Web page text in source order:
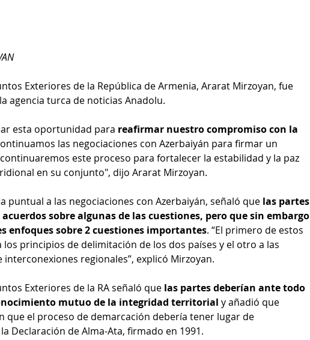
Exteriores de la República de Armenia, Ararat Mirzoyan, fue
agencia turca de noticias Anadolu.
esta oportunidad para reafirmar nuestro compromiso con la
las negociaciones con Azerbaiyán para firmar un
este proceso para fortalecer la estabilidad y la paz
en su conjunto", dijo Ararat Mirzoyan.
puntual a las negociaciones con Azerbaiyán, señaló que las partes
sobre algunas de las cuestiones, pero que sin embargo
enfoques sobre 2 cuestiones importantes. “El primero de estos
los principios de delimitación de los dos países y el otro a las
interconexiones regionales”, explicó Mirzoyan.
Exteriores de la RA señaló que las partes deberían ante todo
mutuo de la integridad territorial y añadió que
que el proceso de demarcación debería tener lugar de
Declaración de Alma-Ata, firmado en 1991.